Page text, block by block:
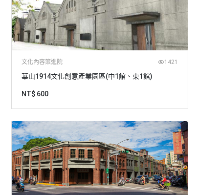
文化內容策進院 1421
華山1914文化創意產業園區(中1館、東1館)
NT$ 600